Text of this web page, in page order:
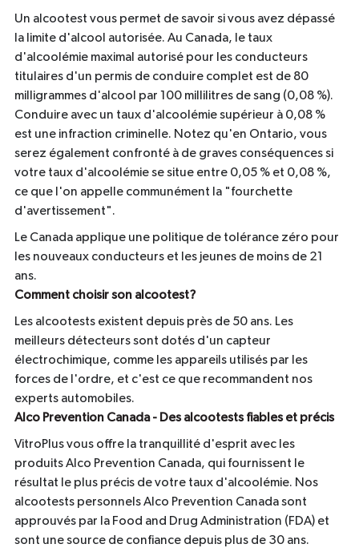
Un alcootest vous permet de savoir si vous avez dépassé
la limite d'alcool autorisée. Au Canada, le taux
d'alcoolémie maximal autorisé pour les conducteurs
titulaires d'un permis de conduire complet est de 80
milligrammes d'alcool par 100 millilitres de sang (0,08 %).
Conduire avec un taux d'alcoolémie supérieur à 0,08 %
est une infraction criminelle. Notez qu'en Ontario, vous
serez également confronté à de graves conséquences si
votre taux d'alcoolémie se situe entre 0,05 % et 0,08 %,
ce que l'on appelle communément la "fourchette
d'avertissement".
Le Canada applique une politique de tolérance zéro pour
les nouveaux conducteurs et les jeunes de moins de 21
ans.
Comment choisir son alcootest?
Les alcootests existent depuis près de 50 ans. Les
meilleurs détecteurs sont dotés d'un capteur
électrochimique, comme les appareils utilisés par les
forces de l'ordre, et c'est ce que recommandent nos
experts automobiles.
Alco Prevention Canada - Des alcootests fiables et précis
VitroPlus vous offre la tranquillité d'esprit avec les
produits Alco Prevention Canada, qui fournissent le
résultat le plus précis de votre taux d'alcoolémie. Nos
alcootests personnels Alco Prevention Canada sont
approuvés par la Food and Drug Administration (FDA) et
sont une source de confiance depuis plus de 30 ans.